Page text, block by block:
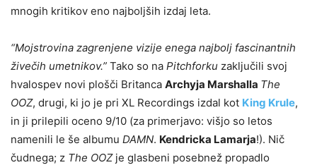
mnogih kritikov eno najboljših izdaj leta.
“Mojstrovina zagrenjene vizije enega najbolj fascinantnih
živečih umetnikov.” Tako so na Pitchforku zaključili svoj
hvalospev novi plošči Britanca Archyja Marshalla The
OOZ, drugi, ki jo je pri XL Recordings izdal kot King Krule,
in ji prilepili oceno 9/10 (za primerjavo: višjo so letos
namenili le še albumu DAMN. Kendricka Lamarja!). Nič
čudnega; z The OOZje glasbeni posebnež propadlo